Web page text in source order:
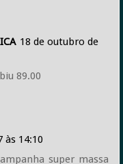
18 de outubro de
89.00
às 14:10
super massa